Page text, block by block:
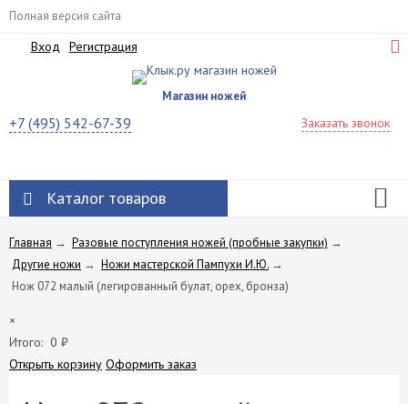
Полная версия сайта
Вход Регистрация
Магазин ножей
+7 (495) 542-67-39 Заказать звонок
Каталог товаров
Главная → Разовые поступления ножей (пробные закупки) →
Другие ножи → Ножи мастерской Пампухи И.Ю. →
Нож 072 малый (легированный булат, орех, бронза)
×
Итого: 0 ₽
Открыть корзину Оформить заказ